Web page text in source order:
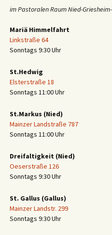
im Pastoralen Raum Nied-
Mariä Himmelfahrt
Linkstraße 64
Sonntags 9:30 Uhr
St.Hedwig
Elsterstraße 18
Sonntags 11:00 Uhr
St.Markus (Nied)
Mainzer Landstraße 787
Sonntags 11:00 Uhr
Dreifaltigkeit (Nied)
Oeserstraße 126
Sonntags 9:30 Uhr
St. Gallus (Gallus)
Mainzer Landstr. 299
Sonntags 9:30 Uhr